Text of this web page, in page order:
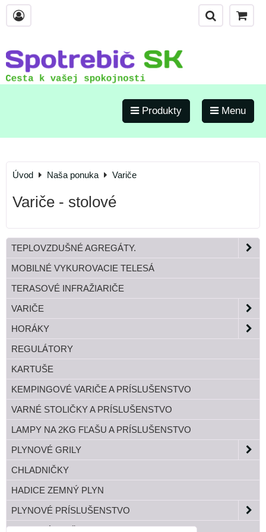
Produkty Menu
Úvod Naša ponuka Variče
Variče - stolové
TEPLOVZDUŠNÉ AGREGÁTY.
MOBILNÉ VYKUROVACIE TELESÁ
TERASOVÉ INFRAŽIARIČE
VARIČE
HORÁKY
REGULÁTORY
KARTUŠE
KEMPINGOVÉ VARIČE A PRÍSLUŠENSTVO
VARNÉ STOLIČKY A PRÍSLUŠENSTVO
LAMPY NA 2KG FĽAŠU A PRÍSLUŠENSTVO
PLYNOVÉ GRILY
CHLADNIČKY
HADICE ZEMNÝ PLYN
PLYNOVÉ PRÍSLUŠENSTVO